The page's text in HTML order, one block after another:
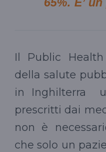
Il Public
della salute
in Inghilterra
prescritti dai
non è
che solo un